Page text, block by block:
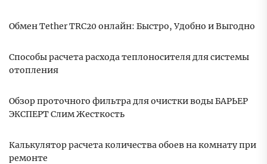
Обмен Tether TRC20 онлайн: Быстро, Удобно и Выгодно
Способы расчета расхода теплоносителя для системы
отопления
Обзор проточного фильтра для очистки воды БАРЬЕР
ЭКСПЕРТ Слим Жесткость
Калькулятор расчета количества обоев на комнату при
ремонте